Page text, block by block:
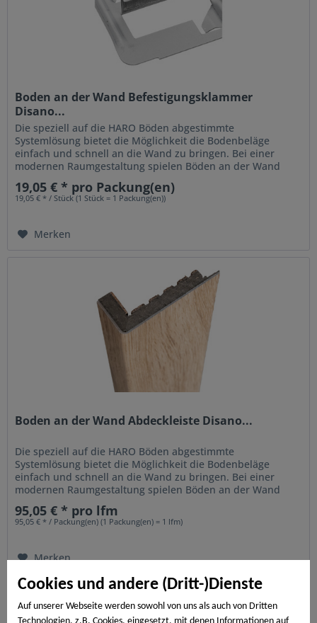
Cookies und andere (Dritt-)Dienste
Auf unserer Webseite werden sowohl von uns als auch von Dritten
Boden an der Wand Befestigungsklammer
Disano...
Die speziell auf die HARO Böden abgestimmte
Systemlösung bietet die Möglichkeit die Bodenbeläge
einfach und schnell an die Wand zu bringen. Bei einer
modernen Raumgestaltung spielen Böden an der Wand
eine immer größere Rolle. Sie können...
19,05 € * pro Packung(en)
19,05 € * / Stück (1 Stück = 1 Packung(en))
Merken
Boden an der Wand Abdeckleiste Disano...
Die speziell auf die HARO Böden abgestimmte
Systemlösung bietet die Möglichkeit die Bodenbeläge
einfach und schnell an die Wand zu bringen. Bei einer
modernen Raumgestaltung spielen Böden an der Wand
eine immer größere Rolle. Sie können...
95,05 € * pro lfm
95,05 € * / Packung(en) (1 Packung(en) = 1 lfm)
Merken